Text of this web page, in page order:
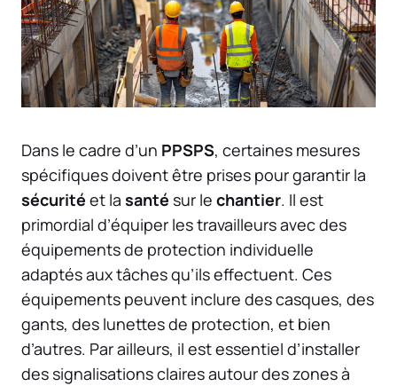
Dans le cadre d’un PPSPS, certaines mesures
spécifiques doivent être prises pour garantir la
sécurité et la santé sur le chantier. Il est
primordial d’équiper les travailleurs avec des
équipements de protection individuelle
adaptés aux tâches qu’ils effectuent. Ces
équipements peuvent inclure des casques, des
gants, des lunettes de protection, et bien
d’autres. Par ailleurs, il est essentiel d’installer
des signalisations claires autour des zones à